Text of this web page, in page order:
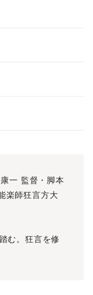
一 監督・脚本
楽師狂言⽅⼤
む。狂言を修